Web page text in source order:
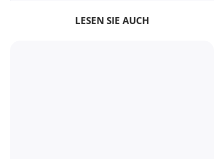
LESEN SIE AUCH